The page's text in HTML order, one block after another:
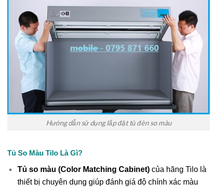
Hướng dẫn sử dụng lắp đặt tủ đèn so màu
Tủ So Màu Tilo Là Gì?
Tủ so màu (Color Matching Cabinet)của hãng Tilo là
thiết bị chuyên dụng giúp đánh giá độ chính xác màu